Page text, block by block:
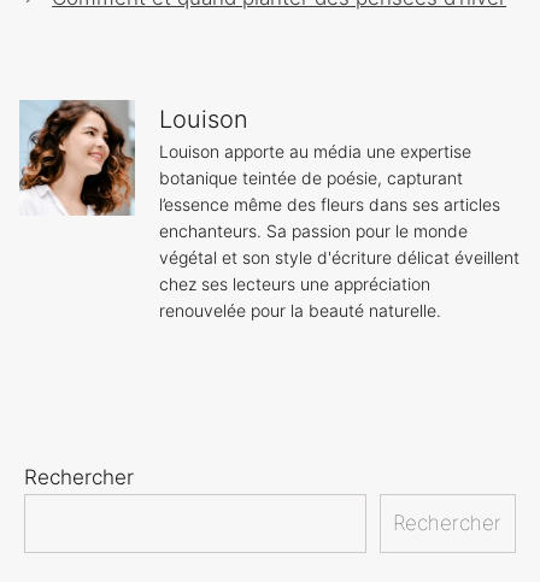
Louison
Louison apporte au média une expertise
botanique teintée de poésie, capturant
l’essence même des fleurs dans ses articles
enchanteurs. Sa passion pour le monde
végétal et son style d'écriture délicat éveillent
chez ses lecteurs une appréciation
renouvelée pour la beauté naturelle.
Rechercher
Rechercher